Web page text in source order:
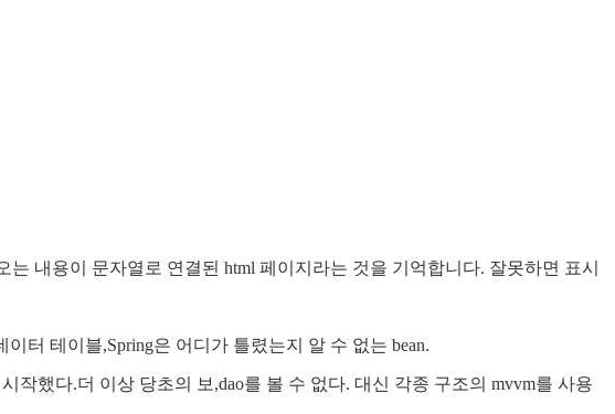
내용이 문자열로 연결된 html 페이지라는 것을 기억합니다. 잘못하면 표시
터 테이블,Spring은 어디가 틀렸는지 알 수 없는 bean.
했다.더 이상 당초의 보,dao를 볼 수 없다. 대신 각종 구조의 mvvm를 사용